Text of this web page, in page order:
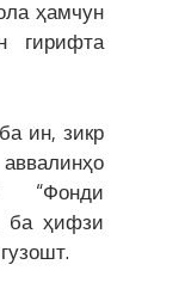
ҳамчун
гирифта
ин, зикр
“Фонди
ба ҳифзи